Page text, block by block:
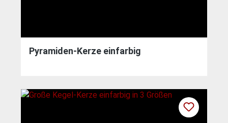
Pyramiden-Kerze einfarbig